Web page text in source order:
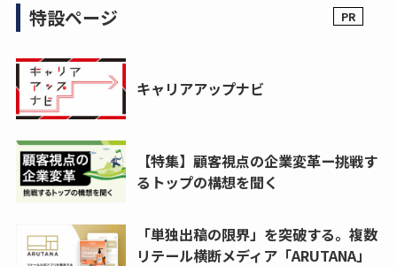
特設ページ
キャリアアップナビ
【特集】顧客視点の企業変革ー挑戦す
るトップの構想を聞く
「単独出稿の限界」を突破する。複数
リテール横断メディア「ARUTANA」